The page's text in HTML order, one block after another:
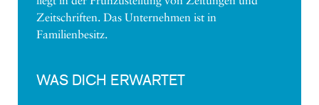
Zeitschriften. Das Unternehmen ist in
Familienbesitz.
WAS DICH ERWARTET